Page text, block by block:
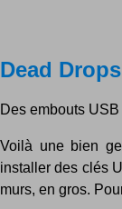
Dead
Des embouts
Voilà une bien
installer des clés
murs, en gros.